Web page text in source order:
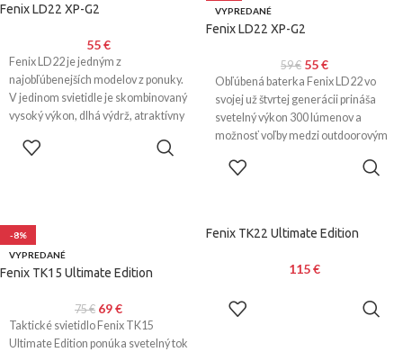
Fenix LD22 XP-G2
55€
Fenix LD22 je jedným z
najobľúbenejších modelov z ponuky.
V jedinom svietidle je skombinovaný
vysoký výkon, dlhá výdrž, atraktívny
režimov výkonu umožňuje zvoliť
VYPREDANÉ
Fenix LD22 XP-G2
59€ 55€
Obľúbená baterka Fenix LD22 vo
svojej už štvrtej generácii prináša
svetelný výkon 300 lúmenov a
možnosť voľby medzi outdoorovým
výkon, dlhá výdrž až 100 hodín a
ju ako pri použití v domácnosti, tak aj
-8%
VYPREDANÉ
Fenix TK15 Ultimate Edition
75€ 69€
Taktické svietidlo Fenix ​​TK15
Ultimate Edition ponúka svetelný tok
Fenix TK22 Ultimate Edition
115€